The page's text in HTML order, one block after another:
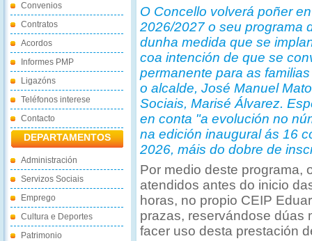
Convenios
Contratos
Acordos
Informes PMP
Ligazóns
Teléfonos interese
Contacto
DEPARTAMENTOS
Administración
Servizos Sociais
Emprego
Cultura e Deportes
Patrimonio
O Concello volverá poñer
2026/2027 o seu programa
dunha medida que se
coa intención de que se
permanente para as
o alcalde, José Manuel
Sociais, Marisé Álvarez.
en conta "a evolución no
na edición inaugural ás 16
2026, máis do dobre de
Por medio deste programa,
atendidos antes do inicio
horas, no propio CEIP
prazas, reservándose dúas
facer uso desta prestación